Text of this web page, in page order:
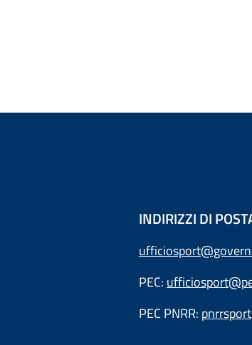
INDIRIZZI DI
PEC:
PEC PNRR: